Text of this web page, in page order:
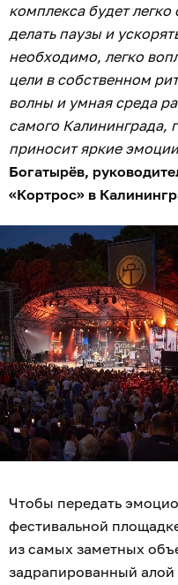
комплекса будет
делать паузы и
необходимо, легко
цели в собственном
волны и умная среда
самого Калининграда,
приносит яркие
Богатырёв,
«Кортрос» в
Чтобы передать
фестивальной
из самых заметных
задрапированный